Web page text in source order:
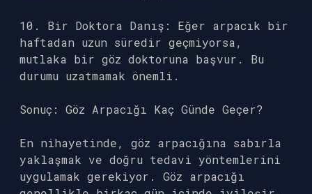
10. Bir Doktora Danış: Eğer arpacık bir
haftadan uzun süredir geçmiyorsa,
mutlaka bir göz doktoruna başvur. Bu
durumu uzatmamak önemli.
Sonuç: Göz Arpacığı Kaç Günde Geçer?
En nihayetinde, göz arpacığına sabırla
yaklaşmak ve doğru tedavi yöntemlerini
uygulamak gerekiyor. Göz arpacığı